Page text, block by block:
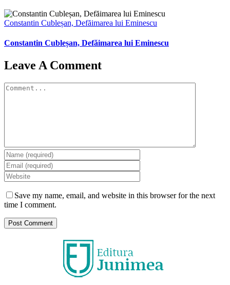
Constantin Cubleșan, Defăimarea lui Eminescu
Constantin Cubleșan, Defăimarea lui Eminescu
Leave A Comment
Comment
Save my name, email, and website in this browser for the next
time I comment.